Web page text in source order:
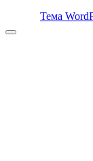
Тема